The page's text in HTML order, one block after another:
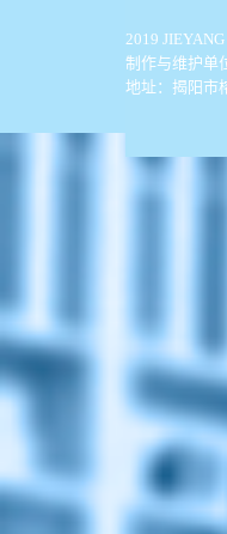
2019
制作与维护单
地址：揭阳市